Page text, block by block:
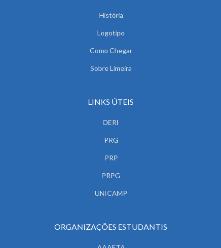
História
Logotipo
Como Chegar
Sobre Limeira
LINKS ÚTEIS
DERI
PRG
PRP
PRPG
UNICAMP
ORGANIZAÇÕES ESTUDANTIS